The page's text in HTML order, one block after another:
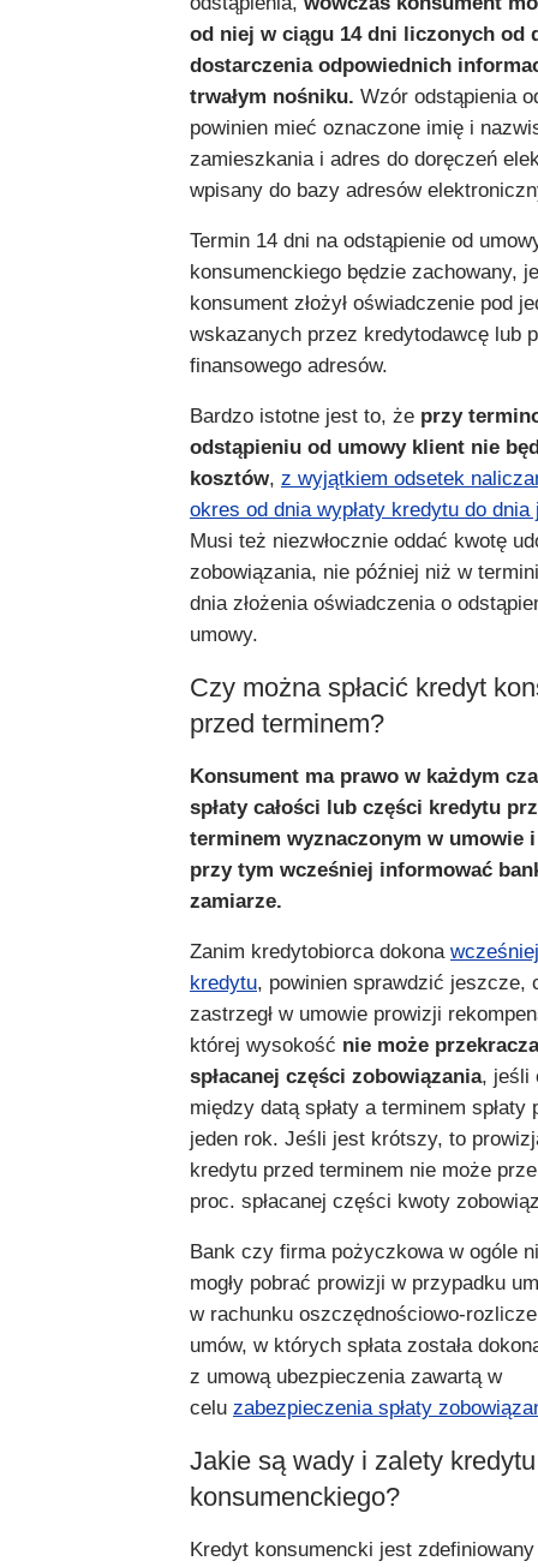
od niej w ciągu 14 dni liczonych od
dostarczenia odpowiednich
trwałym nośniku. Wzór odstąpienia
powinien mieć oznaczone imię i
zamieszkania i adres do doręczeń
wpisany do bazy adresów
Termin 14 dni na odstąpienie od
konsumenckiego będzie zachowany,
konsument złożył oświadczenie pod
wskazanych przez kredytodawcę lub
finansowego adresów.
Bardzo istotne jest to, że przy
odstąpieniu od umowy klient nie
kosztów, z wyjątkiem odsetek
okres od dnia wypłaty kredytu do dnia
Musi też niezwłocznie oddać kwotę
zobowiązania, nie później niż w
dnia złożenia oświadczenia o
umowy.
Czy można spłacić kredyt
przed terminem?
Konsument ma prawo w każdym
spłaty całości lub części kredytu
terminem wyznaczonym w umowie
przy tym wcześniej informować
zamiarze.
Zanim kredytobiorca dokona
kredytu, powinien sprawdzić jeszcze,
zastrzegł w umowie prowizji
której wysokość nie może
spłacanej części zobowiązania, jeśli
między datą spłaty a terminem spłaty
jeden rok. Jeśli jest krótszy, to
kredytu przed terminem nie może
proc. spłacanej części kwoty
Bank czy firma pożyczkowa w ogóle
mogły pobrać prowizji w przypadku
w rachunku oszczędnościowo-
umów, w których spłata została
z umową ubezpieczenia zawartą w
celu zabezpieczenia spłaty
Jakie są wady i zalety kredytu
konsumenckiego?
Kredyt konsumencki jest